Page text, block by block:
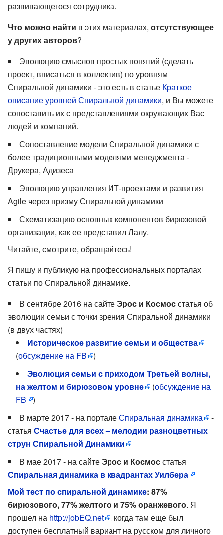
развивающегося сотрудника.
Что можно найти в этих материалах, отсутствующее
у других авторов?
Эволюцию смыслов простых понятий (сделать
проект, вписаться в коллектив) по уровням
Спиральной динамики - это есть в статье Краткое
описание уровней Спиральной динамики, и Вы можете
сопоставить их с представлениями окружающих Вас
людей и компаний.
Сопоставление модели Спиральной динамики с
более традиционными моделями менеджмента -
Друкера, Адизеса
Эволюцию управления ИТ-проектами и развития
Agile через призму Спиральной динамики
Схематизацию основных компонентов бирюзовой
организации, как ее представил Лалу.
Читайте, смотрите, обращайтесь!
Я пишу и публикую на профессиональных порталах
статьи по Спиральной динамике.
В сентябре 2016 на сайтеЭрос и Космосстатья об
эволюции семьи с точки зрения Спиральной динамики
(в двух частях)
Историческое развитие семьи и общества
(обсуждение на FB
)
Эволюция семьи с приходом Третьей волны,
на желтом и бирюзовом уровне
(обсуждение на
FB
)
В марте 2017 - на порталеСпиральная динамика
-
статья Счастье для всех – мелодии разноцветных
струн Спиральной Динамики
В мае 2017 - на сайтеЭрос и Космосстатья
Спиральная динамика в квадрантах Уилбера
Мой тест по спиральной динамике: 87%
бирюзового, 77% желтого и 75% оранжевого. Я
прошел на http://jobEQ.net
, когда там еще был
доступен бесплатный вариант на русском для личного